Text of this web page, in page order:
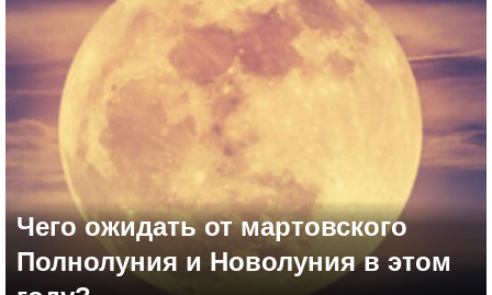
+14
Чего ожидать от мартовского
Полнолуния и Новолуния в этом